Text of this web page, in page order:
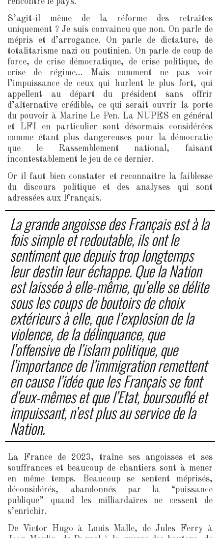
S’agit-il même de la réforme des retraites
uniquement ? Je suis convaincu que non. On parle de
mépris et d’arrogance. On parle de dictature, de
totalitarisme nazi ou poutinien. On parle de coup de
force, de crise démocratique, de crise politique, de
crise de régime… Mais comment ne pas voir
l’impuissance de ceux qui hurlent le plus fort, qui
appellent au départ du président sans offrir
d’alternative crédible, ce qui serait ouvrir la porte
du pouvoir à Marine Le Pen. La NUPES en général
et LFI en particulier sont désormais considérées
comme étant plus dangereuses pour la démocratie
que le Rassemblement national, faisant
incontestablement le jeu de ce dernier.
Or il faut bien constater et reconnaître la faiblesse
du discours politique et des analyses qui sont
adressées aux Français.
La grande angoisse des Français est à la
fois simple et redoutable, ils ont le
sentiment que depuis trop longtemps
leur destin leur échappe. Que la Nation
est laissée à elle-même, qu’elle se délite
sous les coups de boutoirs de choix
extérieurs à elle, que l’explosion de la
violence, de la délinquance, que
l’offensive de l’islam politique, que
l’importance de l’immigration remettent
en cause l’idée que les Français se font
d’eux-mêmes et que l’Etat, boursouflé et
impuissant, n’est plus au service de la
Nation.
La France de 2023, traîne ses angoisses et ses
souffrances et beaucoup de chantiers sont à mener
en même temps. Beaucoup se sentent méprisés,
déconsidérés, abandonnés par la “puissance
publique” quand les milliardaires ne cessent de
s’enrichir.
De Victor Hugo à Louis Malle, de Jules Ferry à